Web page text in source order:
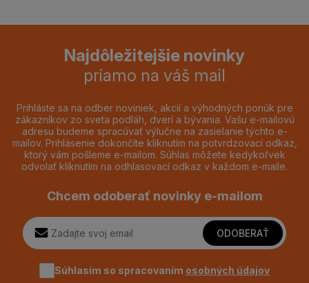
Najdôležitejšie novinky
priamo na váš mail
Prihláste sa na odber noviniek, akcií a výhodných ponúk pre
zákazníkov zo sveta podláh, dverí a bývania. Vašu e-mailovú
adresu budeme spracúvať výlučne na zasielanie týchto e-
mailov. Prihlásenie dokončíte kliknutím na potvrdzovací odkaz,
ktorý vám pošleme e-mailom. Súhlas môžete kedykoľvek
odvolať kliknutím na odhlasovací odkaz v každom e-maile.
Chcem odoberať novinky e-mailom
ODOBERAŤ
Súhlasím so spracovaním osobných údajov